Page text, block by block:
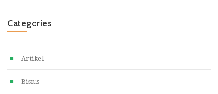
Categories
Artikel
Bisnis